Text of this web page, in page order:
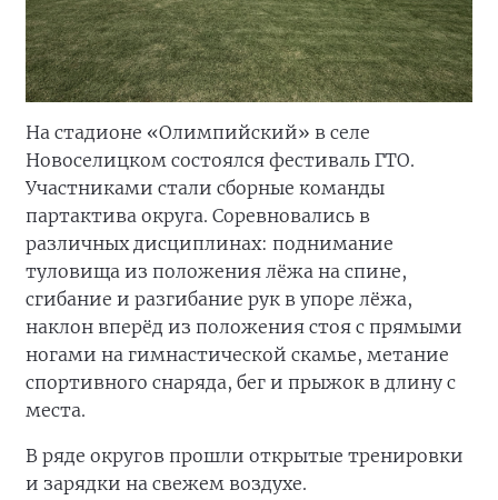
На стадионе «Олимпийский» в селе
Новоселицком состоялся фестиваль ГТО.
Участниками стали сборные команды
партактива округа. Соревновались в
различных дисциплинах: поднимание
туловища из положения лёжа на спине,
сгибание и разгибание рук в упоре лёжа,
наклон вперёд из положения стоя с прямыми
ногами на гимнастической скамье, метание
спортивного снаряда, бег и прыжок в длину с
места.
В ряде округов прошли открытые тренировки
и зарядки на свежем воздухе.